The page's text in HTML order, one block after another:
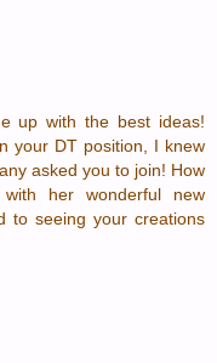
up with the best ideas!
your DT position, I knew
asked you to join! How
her wonderful new
to seeing your creations